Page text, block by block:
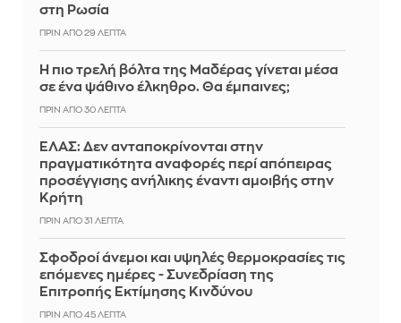
στη Ρωσία
ΠΡΙΝ ΑΠΌ 29 ΛΕΠΤΆ
Η πιο τρελή βόλτα της Μαδέρας γίνεται μέσα
σε ένα ψάθινο έλκηθρο. Θα έμπαινες;
ΠΡΙΝ ΑΠΌ 30 ΛΕΠΤΆ
ΕΛΑΣ: Δεν ανταποκρίνονται στην
πραγματικότητα αναφορές περί απόπειρας
προσέγγισης ανήλικης έναντι αμοιβής στην
Κρήτη
ΠΡΙΝ ΑΠΌ 31 ΛΕΠΤΆ
Σφοδροί άνεμοι και υψηλές θερμοκρασίες τις
επόμενες ημέρες - Συνεδρίαση της
Επιτροπής Εκτίμησης Κινδύνου
ΠΡΙΝ ΑΠΌ 45 ΛΕΠΤΆ